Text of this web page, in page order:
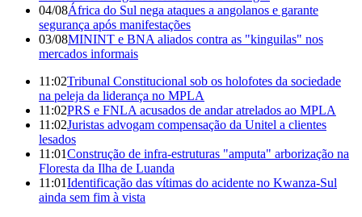
04/08África do Sul nega ataques a angolanos e garante
segurança após manifestações
03/08MININT e BNA aliados contra as "kinguilas" nos
mercados informais
11:02Tribunal Constitucional sob os holofotes da sociedade
na peleja da liderança no MPLA
11:02PRS e FNLA acusados de andar atrelados ao MPLA
11:02Juristas advogam compensação da Unitel a clientes
lesados
11:01Construção de infra-estruturas "amputa" arborização na
Floresta da Ilha de Luanda
11:01Identificação das vítimas do acidente no Kwanza-Sul
ainda sem fim à vista